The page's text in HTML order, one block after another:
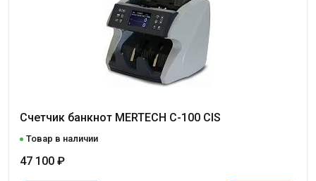
Счетчик банкнот MERTECH C-100 CIS
Товар в наличии
47 100 ₽